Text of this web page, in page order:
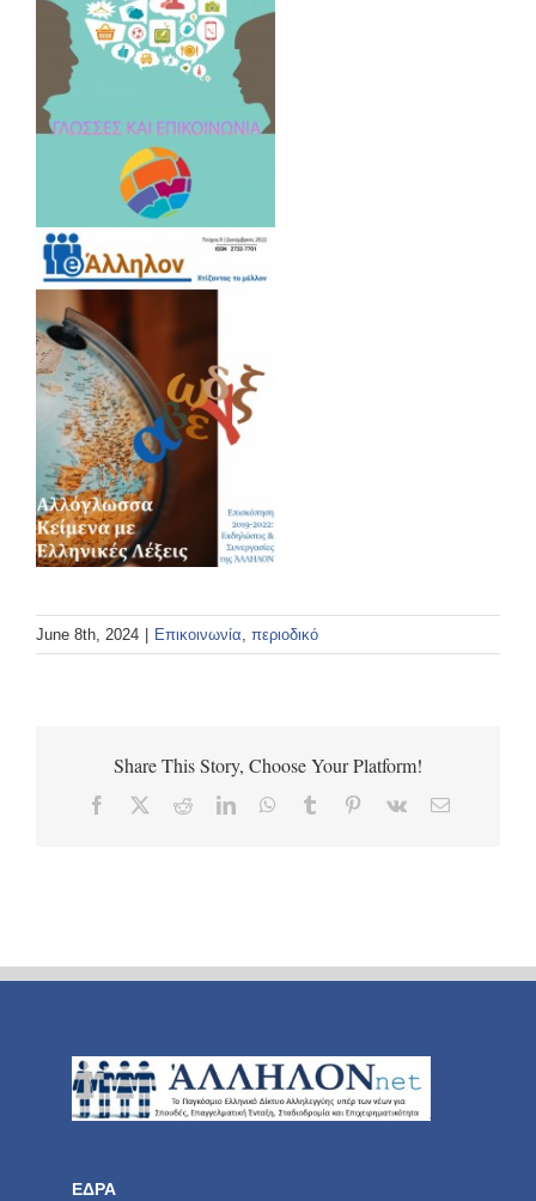
June 8th, 2024 Επικοινωνία, περιοδικό
Share This Story, Choose Your Platform!
Facebook RedditLinkedInWhatsApp
Tumblr Pinterest
Vk Email
ΕΔΡΑ